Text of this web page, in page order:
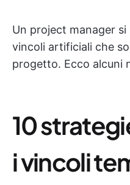
Un project manager
vincoli artificiali che
progetto. Ecco alcuni
10
i vincoli